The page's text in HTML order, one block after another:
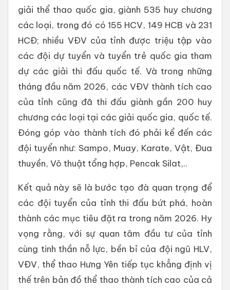
giải thể thao quốc gia, giành 535 huy chương
các loại, trong đó có 155 HCV, 149 HCB và 231
HCĐ; nhiều VĐV của tỉnh được triệu tập vào
các đội dự tuyển và tuyển trẻ quốc gia tham
dự các giải thi đấu quốc tế. Và trong những
tháng đầu năm 2026, các VĐV thành tích cao
của tỉnh cũng đã thi đấu giành gần 200 huy
chương các loại tại các giải quốc gia, quốc tế.
Đóng góp vào thành tích đó phải kể đến các
đội tuyển như: Sampo, Muay, Karate, Vật, Đua
thuyền, Võ thuật tổng hợp, Pencak Silat,..
Kết quả này sẽ là bước tạo đà quan trọng để
các đội tuyển của tỉnh thi đấu bứt phá, hoàn
thành các mục tiêu đặt ra trong năm 2026. Hy
vọng rằng, với sự quan tâm đầu tư của tỉnh
cùng tinh thần nỗ lực, bền bỉ của đội ngũ HLV,
VĐV, thể thao Hưng Yên tiếp tục khẳng định vị
thế trên bản đồ thể thao thành tích cao của cả